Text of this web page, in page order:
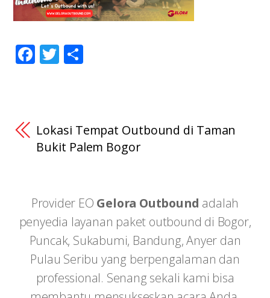
F
o
o
T
Lokasi Tempat Outbound di Taman
Bukit Palem Bogor
Provider EO Gelora Outbound adalah
penyedia layanan paket outbound di Bogor,
Puncak, Sukabumi, Bandung, Anyer dan
Pulau Seribu yang berpengalaman dan
professional. Senang sekali kami bisa